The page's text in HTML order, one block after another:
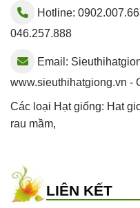
Hotline:
046.257.888
Email:
www.sieuthihatgiong.vn -
Các loại Hạt giống: Hat
rau mầm,
LIÊN KẾT